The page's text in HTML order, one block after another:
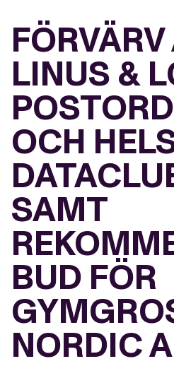
FÖRVÄRV
LINUS &
OCH
SAMT
BUD FÖR
NORDIC